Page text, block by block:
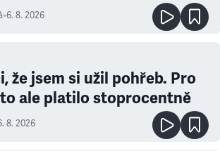
•6. 8. 2026
že jsem si užil pohřeb. Pro
ale platilo stoprocentně
8. 2026